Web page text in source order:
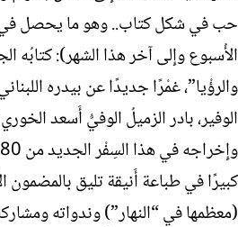
حب في شكل كتاب.. وهو ما يحصل في
الأُسبوع وإِلى آخر هذا الشهر): كتابُه
والرؤْيا”، غمْرًا جديدًا عن بيدره
الوفير، بادر الزميلُ الوفيُّ أَسعد
كبيرًا في طباعة أَنيقة تليق بالمضمون
(معظمها في “النهار”) وندواته